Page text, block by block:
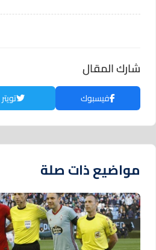
شارك المقال
فيسبوك تويتر
مواضيع ذات صلة